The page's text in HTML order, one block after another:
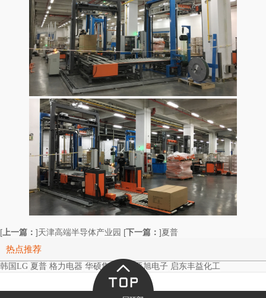
[ 上一篇： ]天津高端半导体产业园 [下一篇： ]夏普
热点推荐
韩国LG 夏普 格力电器 华硕集团——亚旭电子 启东丰益化工